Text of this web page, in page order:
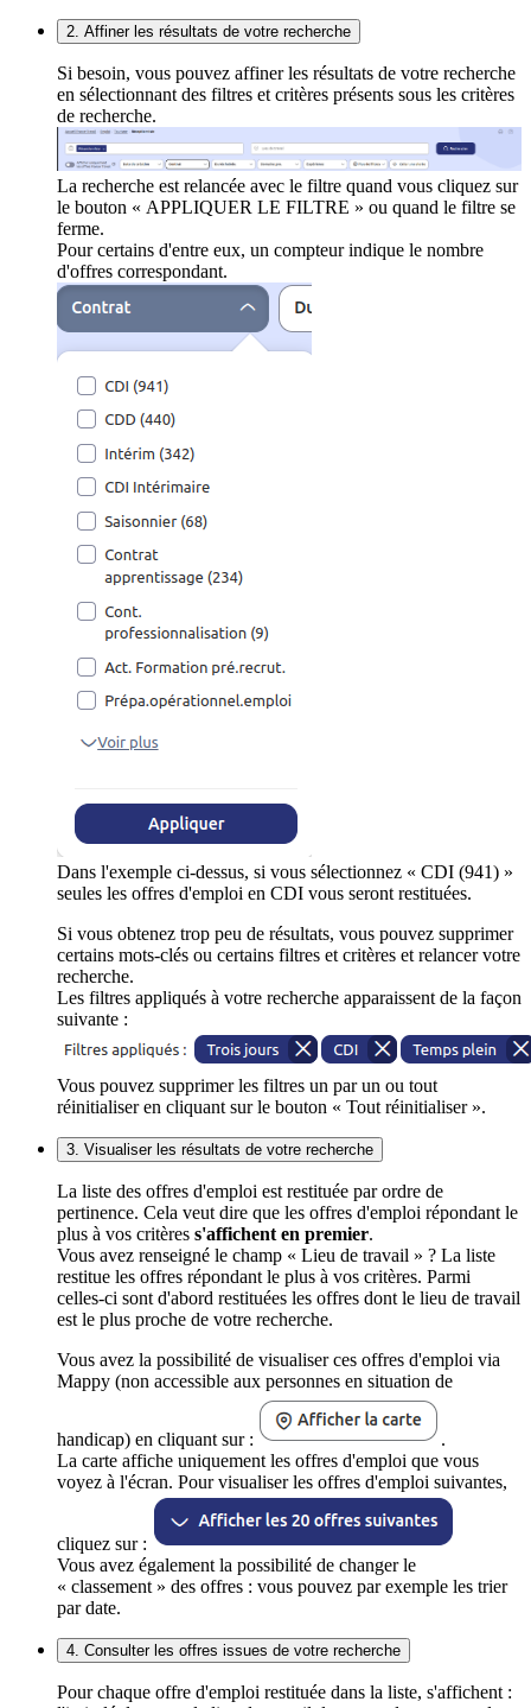
2. Affiner les résultats de votre recherche
Si besoin, vous pouvez affiner les résultats de votre recherche
en sélectionnant des filtres et critères présents sous les critères
de recherche.
La recherche est relancée avec le filtre quand vous cliquez sur
le bouton « APPLIQUER LE FILTRE » ou quand le filtre se
ferme.
Pour certains d'entre eux, un compteur indique le nombre
d'offres correspondant.
Dans l'exemple ci-dessus, si vous sélectionnez « CDI (941) »
seules les offres d'emploi en CDI vous seront restituées.
Si vous obtenez trop peu de résultats, vous pouvez supprimer
certains mots-clés ou certains filtres et critères et relancer votre
recherche.
Les filtres appliqués à votre recherche apparaissent de la façon
suivante :
Vous pouvez supprimer les filtres un par un ou tout
réinitialiser en cliquant sur le bouton « Tout réinitialiser ».
3. Visualiser les résultats de votre recherche
La liste des offres d'emploi est restituée par ordre de
pertinence. Cela veut dire que les offres d'emploi répondant le
plus à vos critères s'affichent en premier.
Vous avez renseigné le champ « Lieu de travail » ? La liste
restitue les offres répondant le plus à vos critères. Parmi
celles-ci sont d'abord restituées les offres dont le lieu de travail
est le plus proche de votre recherche.
Vous avez la possibilité de visualiser ces offres d'emploi via
Mappy (non accessible aux personnes en situation de
handicap) en cliquant sur :
.
La carte affiche uniquement les offres d'emploi que vous
voyez à l'écran. Pour visualiser les offres d'emploi suivantes,
cliquez sur :
Vous avez également la possibilité de changer le
« classement » des offres : vous pouvez par exemple les trier
par date.
4. Consulter les offres issues de votre recherche
Pour chaque offre d'emploi restituée dans la liste, s'affichent :